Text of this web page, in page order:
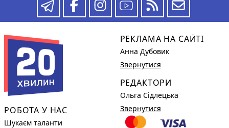
РОБОТА У НАС
Шукаєм таланти
РЕКЛАМА НА САЙТІ
Анна Дубовик
Звернутися
РЕДАКТОРИ
Ольга Сідлецька
Звернутися